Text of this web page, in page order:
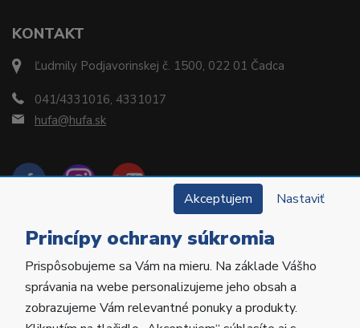
KONTAKT
Ľudmily Podjavorinskej č. 1500, 022 01 Čadca
041/4331016, 4331017
hufa@hufa.sk
Copyright © 2022 Hu-Fa Dental a.s. Všetky práva
vyhradené.
Akceptujem Nastaviť
Princípy ochrany súkromia
Prispôsobujeme sa Vám na mieru. Na základe Vášho
správania na webe personalizujeme jeho obsah a
zobrazujeme Vám relevantné ponuky a produkty.